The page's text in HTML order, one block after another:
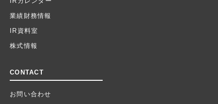
業績財務情報
IR資料室
株式情報
CONTACT
お問い合わせ